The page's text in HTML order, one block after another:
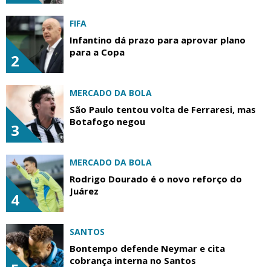
2
FIFA
Infantino dá prazo para aprovar plano
para a Copa
3
MERCADO DA BOLA
São Paulo tentou volta de Ferraresi, mas
Botafogo negou
4
MERCADO DA BOLA
Rodrigo Dourado é o novo reforço do
Juárez
SANTOS
Bontempo defende Neymar e cita
cobrança interna no Santos